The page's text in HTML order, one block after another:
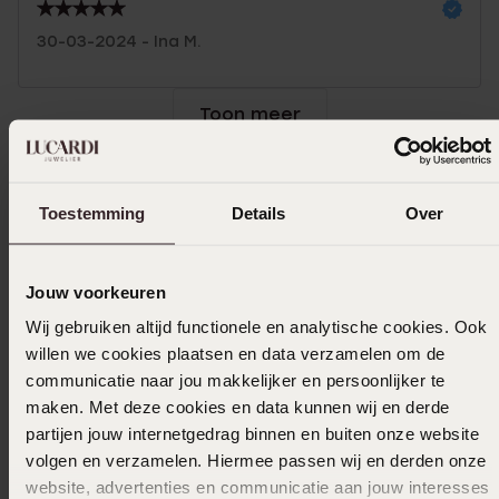
Toestemming Details Over
Jouw voorkeuren
Wij gebruiken altijd functionele en analytische cookies. Ook
willen we cookies plaatsen en data verzamelen om de
communicatie naar jou makkelijker en persoonlijker te
maken. Met deze cookies en data kunnen wij en derde
partijen jouw internetgedrag binnen en buiten onze website
volgen en verzamelen. Hiermee passen wij en derden onze
website, advertenties en communicatie aan jouw interesses
30-03-2024 - Ina M.
Toon meer
Selecteer maat & bestel
Ook leuk voor jou